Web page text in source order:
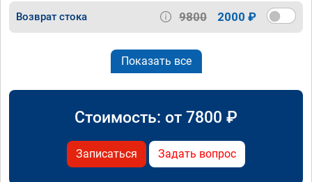
Возврат стока 9800 2000 ₽
Показать все
Стоимость: от 7800 ₽
Записаться Задать вопрос